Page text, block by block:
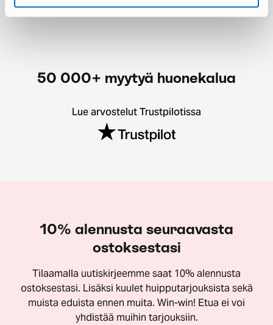
50 000+ myytyä huonekalua
Lue arvostelut Trustpilotissa
10% alennusta seuraavasta
ostoksestasi
Tilaamalla uutiskirjeemme saat 10% alennusta
ostoksestasi. Lisäksi kuulet huipputarjouksista sekä
muista eduista ennen muita. Win-win! Etua ei voi
yhdistää muihin tarjouksiin.